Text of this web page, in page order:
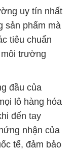
uy tín nhất
sản phẩm mà
tiêu chuẩn
trường
đầu của
lô hàng hóa
đến tay
nhận của
tế, đảm bảo